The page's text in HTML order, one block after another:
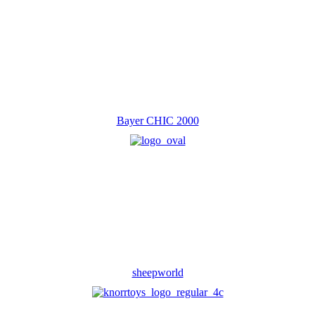
Bayer CHIC 2000
sheepworld